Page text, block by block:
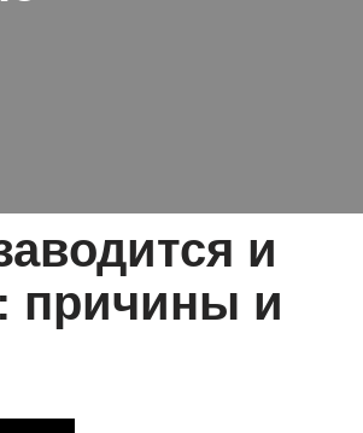
и
причины и